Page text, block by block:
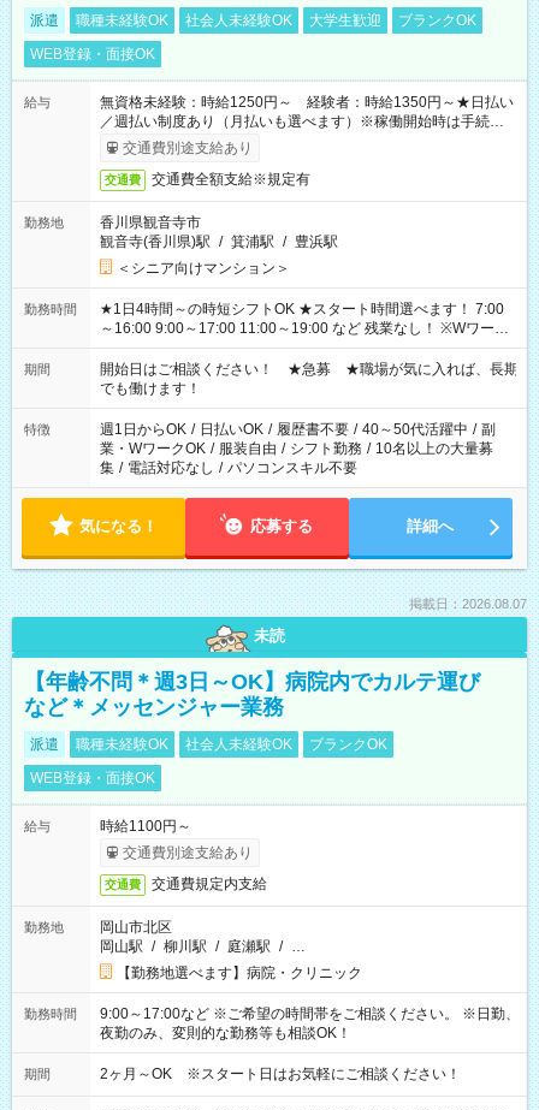
派遣 職種未経験OK 社会人未経験OK 大学生歓迎
ブランクOK
WEB登録・面接OK
給与
無資格未経験：時給1250円～ 経験者：時給1350円～★日払い
／週払い制度あり（月払いも選べます）※稼働開始時は手続き完
了次第のお支払いとなります。
交通費別途支給あり
交通費 交通費全額支給※規定有
勤務地
香川県観音寺市
観音寺(香川県)駅 / 箕浦駅 / 豊浜駅
＜シニア向けマンション＞
勤務時間
★1日4時間～の時短シフトOK ★スタート時間選べます！ 7:00
～16:00 9:00～17:00 11:00～19:00 など 残業なし！ ※Wワーク
の場合、他のお仕事と合わせ週40時間超の就業はご案内できま
せん ※法令に基づき、週20時間以上勤務は社会保険への加入対
象となります ※労働者派遣法（日雇い派遣の原則禁止）によ
り、短時間・短期間の就業はご案内が難しい場合があります
期間
開始日はご相談ください！ ★急募 ★職場が気に入れば、長期
でも働けます！
特徴 週1日からOK / 日払いOK / 履歴書不要 / 40～50代活躍中 / 副
業・WワークOK / 服装自由 / シフト勤務 / 10名以上の大量募
集 / 電話対応なし / パソコンスキル不要
気になる！ 応募する 詳細へ
掲載日：2026.08.07
未読
【年齢不問＊週3日～OK】病院内でカルテ運び
など＊メッセンジャー業務
派遣 職種未経験OK 社会人未経験OK
ブランクOK
WEB登録・面接OK
給与
時給1100円～
交通費別途支給あり
交通費 交通費規定内支給
勤務地
岡山市北区
岡山駅 / 柳川駅 / 庭瀬駅 / …
【勤務地選べます】病院・クリニック
勤務時間
9:00～17:00など ※ご希望の時間帯をご相談ください。 ※日勤、
夜勤のみ、変則的な勤務等も相談OK！
期間 2ヶ月～OK ※スタート日はお気軽にご相談ください！